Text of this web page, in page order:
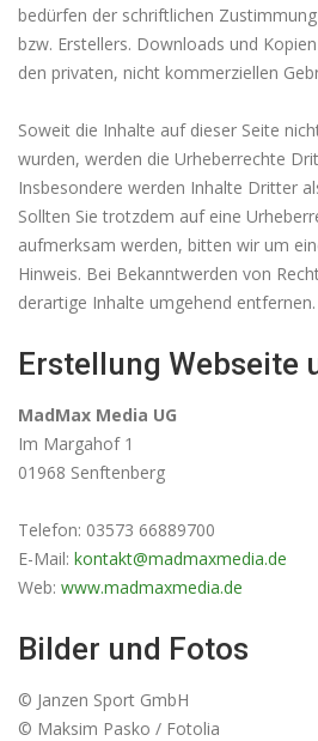
bedürfen der schriftlichen
bzw. Erstellers. Downloads und
den privaten, nicht kommerziellen
Soweit die Inhalte auf dieser Seite
wurden, werden die Urheberrechte
Insbesondere werden Inhalte Dritter
Sollten Sie trotzdem auf eine
aufmerksam werden, bitten wir um
Hinweis. Bei Bekanntwerden von
derartige Inhalte umgehend entfernen.
Erstellung Webseite
MadMax Media UG
Im Margahof 1
01968 Senftenberg
Telefon: 03573 66889700
E-Mail: kontakt@madmaxmedia.de
Web: www.madmaxmedia.de
Bilder und Fotos
© Janzen Sport GmbH
© Maksim Pasko / Fotolia